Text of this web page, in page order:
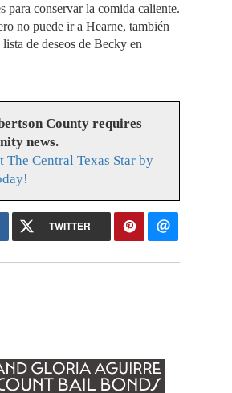
para conservar la comida caliente.
no puede ir a Hearne, también
de deseos de Becky en
County requires
news.
The Central Texas Star by
TWITTER